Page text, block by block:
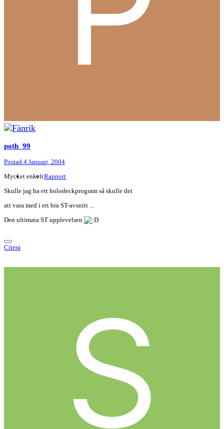
poth_99
Postad 4 Januari, 2004
Rapport
Mycket enkelt
Skulle jag ha ett holodeckprogram så skulle det
att vara med i ett bra ST-avsnitt ...
Den ultimata ST upplevelsen
Citera